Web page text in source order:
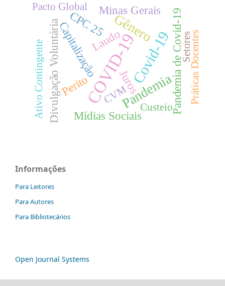
COVID-19Covid-19
Gênero
PandemiaPandemia de Covid-19
Capitalização
Divulgação Voluntária Juros
Laudo
Perito
Minas Gerais
CPC 25
Mídias Sociais
Custeio
SetoresPráticas Docentes
Pacto Global
CVM
Ativo Contingente
Informações
Para Leitores
Para Autores
Para Bibliotecários
Open Journal Systems